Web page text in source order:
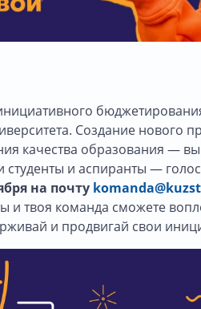
Создание нового
качества образования —
студенты и аспиранты —
на почту
и твоя команда сможете
и продвигай свои